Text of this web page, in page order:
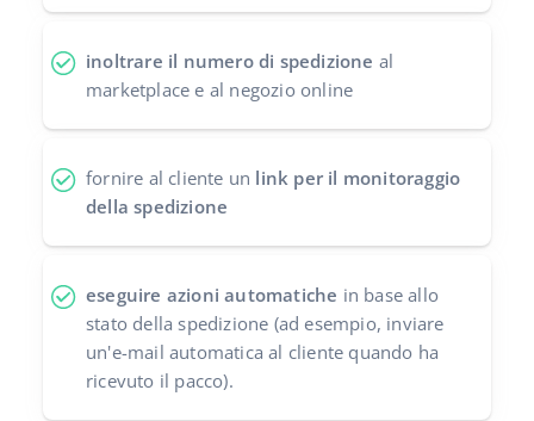
ContattoItaliano
polski
português (BR)
română
inoltrare il numero di spedizione al
marketplace e al negozio online
fornire al cliente un link per il monitoraggio
della spedizione
eseguire azioni automatiche in base allo
stato della spedizione (ad esempio, inviare
un'e-mail automatica al cliente quando ha
ricevuto il pacco).